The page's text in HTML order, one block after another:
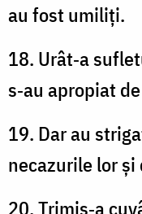
au fost umiliți.
18. Urât‑a
s‑au apropiat
19. Dar au
necazurile lor și
20. Trimis‑a